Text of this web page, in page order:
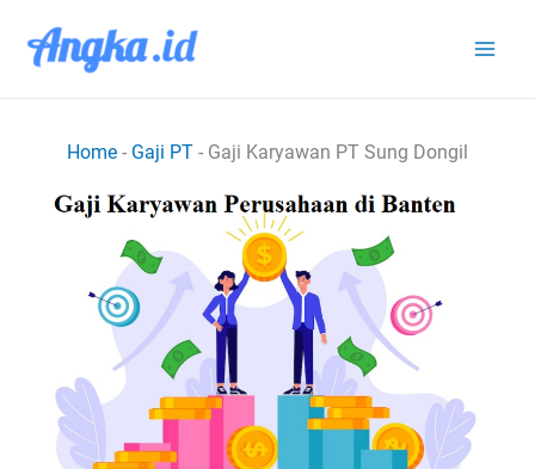
Home - Gaji PT - Gaji Karyawan PT Sung Dongil